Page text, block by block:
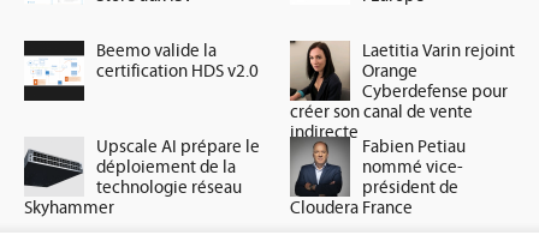
Beemo valide la
certification HDS v2.0
Laetitia Varin rejoint
Orange
Cyberdefense pour
créer son canal de vente
indirecte
Upscale AI prépare le
déploiement de la
technologie réseau
Skyhammer
Fabien Petiau
nommé vice-
président de
Cloudera France